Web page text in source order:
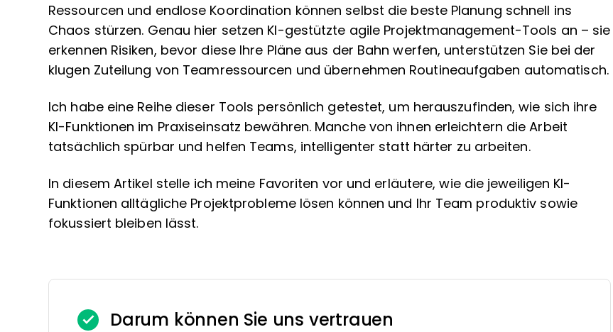
Ressourcen und endlose Koordination können selbst die beste Planung schnell ins
Chaos stürzen. Genau hier setzen KI-gestützte agile Projektmanagement-Tools an – sie
erkennen Risiken, bevor diese Ihre Pläne aus der Bahn werfen, unterstützen Sie bei der
klugen Zuteilung von Teamressourcen und übernehmen Routineaufgaben automatisch.
Ich habe eine Reihe dieser Tools persönlich getestet, um herauszufinden, wie sich ihre
KI-Funktionen im Praxiseinsatz bewähren. Manche von ihnen erleichtern die Arbeit
tatsächlich spürbar und helfen Teams, intelligenter statt härter zu arbeiten.
In diesem Artikel stelle ich meine Favoriten vor und erläutere, wie die jeweiligen KI-
Funktionen alltägliche Projektprobleme lösen können und Ihr Team produktiv sowie
fokussiert bleiben lässt.
Darum können Sie uns vertrauen